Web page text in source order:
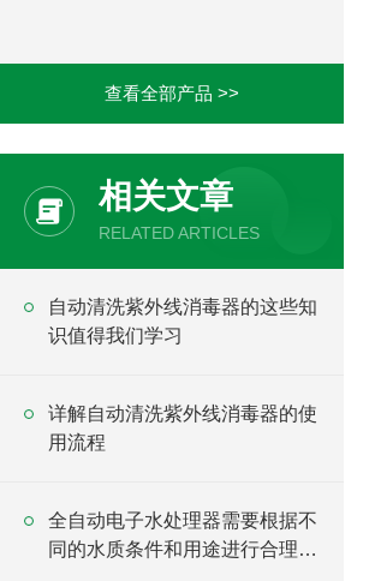
查看全部产品 >>
相关文章
RELATED ARTICLES
自动清洗紫外线消毒器的这些知
识值得我们学习
详解自动清洗紫外线消毒器的使
用流程
全自动电子水处理器需要根据不
同的水质条件和用途进行合理配